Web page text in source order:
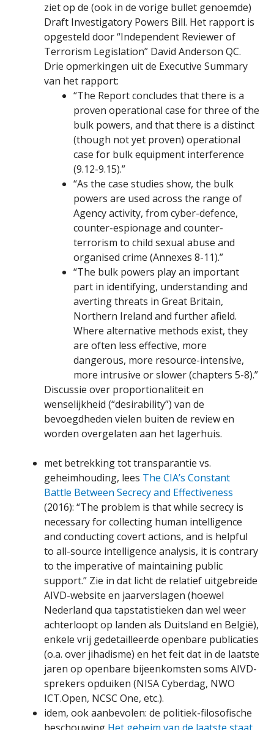
ziet op de (ook in de vorige bullet genoemde)
Draft Investigatory Powers Bill. Het rapport is
opgesteld door “Independent Reviewer of
Terrorism Legislation” David Anderson QC.
Drie opmerkingen uit de Executive Summary
van het rapport:
“The Report concludes that there is a
proven operational case for three of the
bulk powers, and that there is a distinct
(though not yet proven) operational
case for bulk equipment interference
(9.12-9.15).”
“As the case studies show, the bulk
powers are used across the range of
Agency activity, from cyber-defence,
counter-espionage and counter-
terrorism to child sexual abuse and
organised crime (Annexes 8-11).”
“The bulk powers play an important
part in identifying, understanding and
averting threats in Great Britain,
Northern Ireland and further afield.
Where alternative methods exist, they
are often less effective, more
dangerous, more resource-intensive,
more intrusive or slower (chapters 5-8).”
Discussie over proportionaliteit en
wenselijkheid (“desirability”) van de
bevoegdheden vielen buiten de review en
worden overgelaten aan het lagerhuis.
met betrekking tot transparantie vs.
geheimhouding, lees The CIA’s Constant
Battle Between Secrecy and Effectiveness
(2016): “The problem is that while secrecy is
necessary for collecting human intelligence
and conducting covert actions, and is helpful
to all-source intelligence analysis, it is contrary
to the imperative of maintaining public
support.” Zie in dat licht de relatief uitgebreide
AIVD-website en jaarverslagen (hoewel
Nederland qua tapstatistieken dan wel weer
achterloopt op landen als Duitsland en België),
enkele vrij gedetailleerde openbare publicaties
(o.a. over jihadisme) en het feit dat in de laatste
jaren op openbare bijeenkomsten soms AIVD-
sprekers opduiken (NISA Cyberdag, NWO
ICT.Open, NCSC One, etc.).
idem, ook aanbevolen: de politiek-filosofische